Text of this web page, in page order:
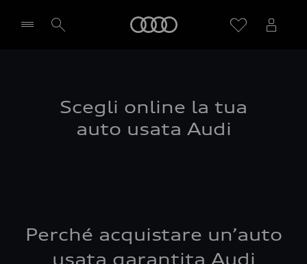
Scegli online la tua
auto usata Audi
Perché acquistare un’auto
usata garantita Audi